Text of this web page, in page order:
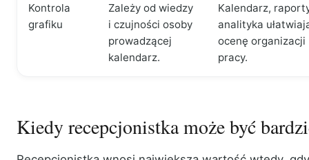
Kontrola
grafiku
Zależy od wiedzy
i czujności osoby
prowadzącej
kalendarz.
Kalendarz,
analityka
ocenę organizacji
pracy.
Kiedy recepcjonistka może być